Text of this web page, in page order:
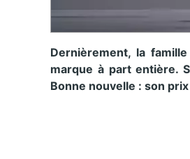
Dernièrement, la
marque à part entière.
Bonne nouvelle : son